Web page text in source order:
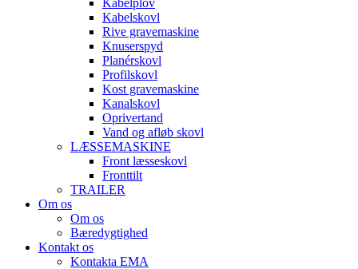
Kabelskovl
Rive gravemaskine
Knuserspyd
Planérskovl
Profilskovl
Kost gravemaskine
Kanalskovl
Oprivertand
Vand og afløb skovl
LÆSSEMASKINE
Front læsseskovl
Fronttilt
TRAILER
Om os
Om os
Bæredygtighed
Kontakt os
Kontakta EMA